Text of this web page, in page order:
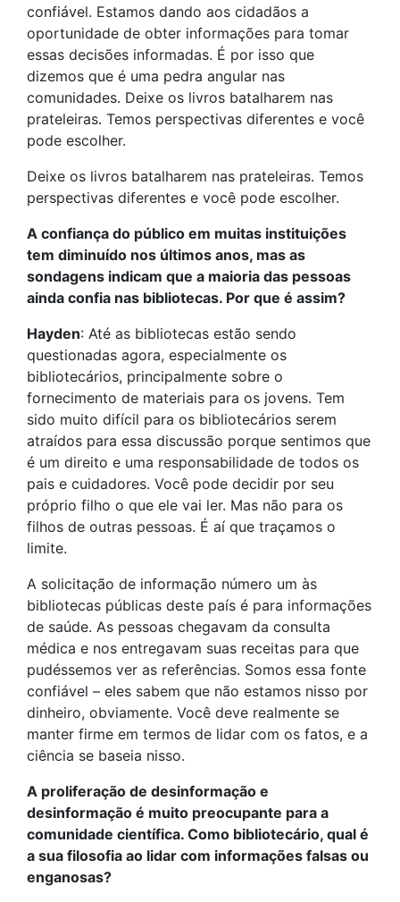
confiável. Estamos dando aos cidadãos a
oportunidade de obter informações para tomar
essas decisões informadas. É por isso que
dizemos que é uma pedra angular nas
comunidades. Deixe os livros batalharem nas
prateleiras. Temos perspectivas diferentes e você
pode escolher.
Deixe os livros batalharem nas prateleiras. Temos
perspectivas diferentes e você pode escolher.
A confiança do público em muitas instituições
tem diminuído nos últimos anos, mas as
sondagens indicam que a maioria das pessoas
ainda confia nas bibliotecas. Por que é assim?
Hayden: Até as bibliotecas estão sendo
questionadas agora, especialmente os
bibliotecários, principalmente sobre o
fornecimento de materiais para os jovens. Tem
sido muito difícil para os bibliotecários serem
atraídos para essa discussão porque sentimos que
é um direito e uma responsabilidade de todos os
pais e cuidadores. Você pode decidir por seu
próprio filho o que ele vai ler. Mas não para os
filhos de outras pessoas. É aí que traçamos o
limite.
A solicitação de informação número um às
bibliotecas públicas deste país é para informações
de saúde. As pessoas chegavam da consulta
médica e nos entregavam suas receitas para que
pudéssemos ver as referências. Somos essa fonte
confiável – eles sabem que não estamos nisso por
dinheiro, obviamente. Você deve realmente se
manter firme em termos de lidar com os fatos, e a
ciência se baseia nisso.
A proliferação de desinformação e
desinformação é muito preocupante para a
comunidade científica. Como bibliotecário, qual é
a sua filosofia ao lidar com informações falsas ou
enganosas?